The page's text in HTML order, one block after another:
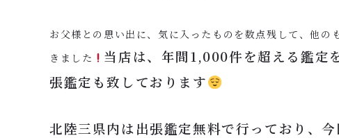
お父様との思い出に、気に入ったものを数点残して、他
きました
当店は、年間1,000件を超える鑑定
張鑑定も致しております
北陸三県内は出張鑑定無料で行っており、